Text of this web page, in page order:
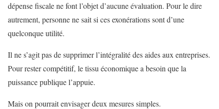
dépense fiscale ne font l’objet d’aucune évaluation. Pour le dire
autrement, personne ne sait si ces exonérations sont d’une
quelconque utilité.
Il ne s’agit pas de supprimer l’intégralité des aides aux entreprises.
Pour rester compétitif, le tissu économique a besoin que la
puissance publique l’appuie.
Mais on pourrait envisager deux mesures simples.